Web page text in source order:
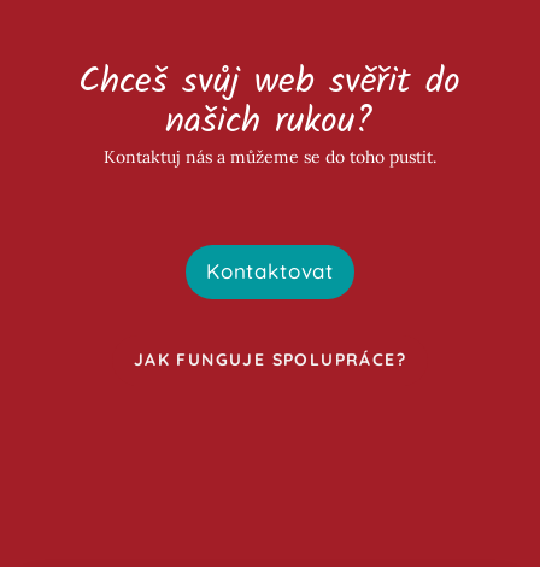
Chceš svůj web svěřit do
našich rukou?
Kontaktuj nás a můžeme se do toho pustit.
Kontaktovat
JAK FUNGUJE SPOLUPRÁCE?